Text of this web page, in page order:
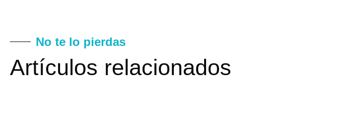
No te lo pierdas
Artículos relacionados